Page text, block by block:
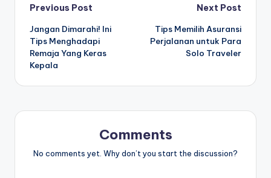
Post
navigation
Previous Post
Jangan Dimarahi! Ini
Tips Menghadapi
Remaja Yang Keras
Kepala
Next Post
Tips Memilih Asuransi
Perjalanan untuk Para
Solo Traveler
Comments
No comments yet. Why don’t you start the discussion?